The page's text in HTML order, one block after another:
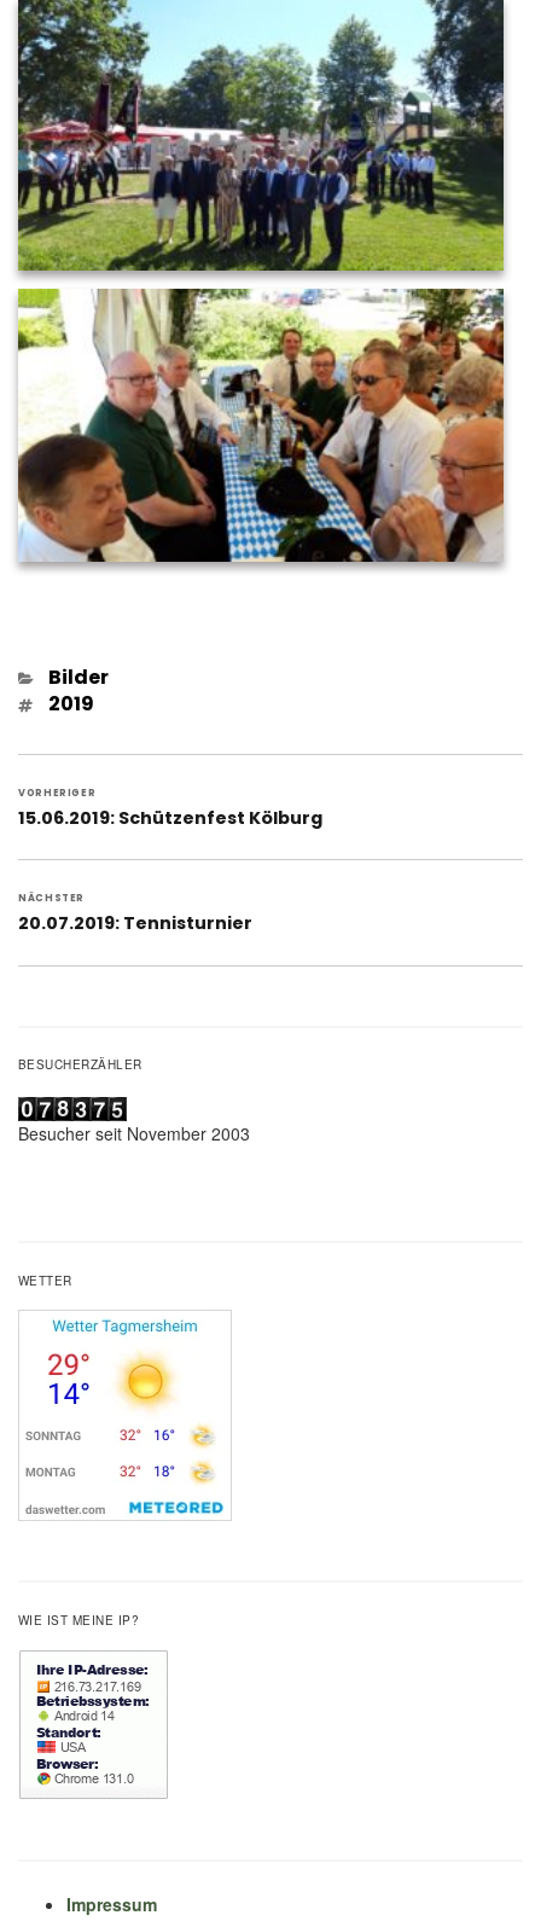
Kategorien
Bilder
Schlagwörter
2019
VORHERIGER
Vorheriger
15.06.2019: Schützenfest Kölburg
NÄCHSTER
Nächster
20.07.2019: Tennisturnier
BESUCHERZÄHLER
Besucher seit November 2003
WETTER
WIE IST MEINE IP?
Impressum